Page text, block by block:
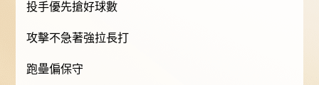
投手優先搶好球數
攻擊不急著強拉長打
跑壘偏保守